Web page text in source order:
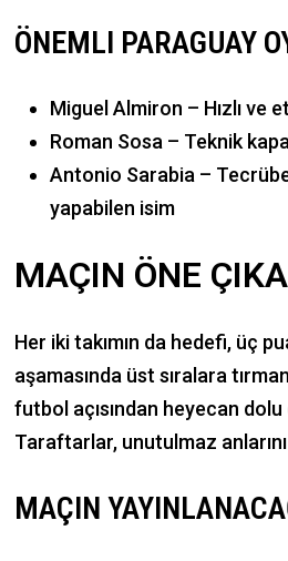
ÖNEMLI PARAGUAY
Miguel Almiron – Hızlı ve
Roman Sosa – Teknik
Antonio Sarabia –
yapabilen isim
MAÇIN ÖNE
Her iki takımın da hedefi, üç
aşamasında üst sıralara
futbol açısından heyecan
Taraftarlar, unutulmaz
MAÇIN